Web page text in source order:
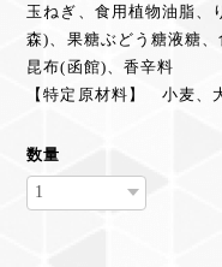
玉ねぎ、食用植物油脂、
森)、果糖ぶどう糖液糖
昆布(函館)、香辛料
【特定原材料】 小麦、
数量